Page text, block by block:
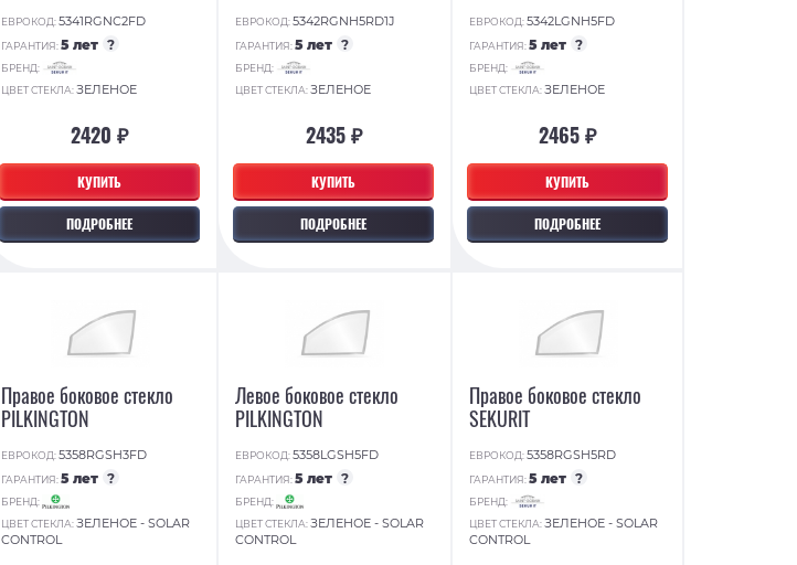
КУПИТЬ
ПОДРОБНЕЕ
ЕВРОКОД:5341RGNC2FD
ГАРАНТИЯ:5 лет ?
БРЕНД:
ЦВЕТ СТЕКЛА:ЗЕЛЕНОЕ
2420 ₽
КУПИТЬ
ПОДРОБНЕЕ
ЕВРОКОД:5342RGNH5RD1J
ГАРАНТИЯ:5 лет ?
БРЕНД:
ЦВЕТ СТЕКЛА:ЗЕЛЕНОЕ
2435 ₽
КУПИТЬ
ПОДРОБНЕЕ
ЕВРОКОД:5342LGNH5FD
ГАРАНТИЯ:5 лет ?
БРЕНД:
ЦВЕТ СТЕКЛА:ЗЕЛЕНОЕ
2465 ₽
Правое боковое стекло
PILKINGTON
ЕВРОКОД:5358RGSH3FD
ГАРАНТИЯ:5 лет ?
БРЕНД:
ЦВЕТ СТЕКЛА:ЗЕЛЕНОЕ - SOLAR
CONTROL
Левое боковое стекло
PILKINGTON
ЕВРОКОД:5358LGSH5FD
ГАРАНТИЯ:5 лет ?
БРЕНД:
ЦВЕТ СТЕКЛА:ЗЕЛЕНОЕ - SOLAR
CONTROL
Правое боковое стекло
SEKURIT
ЕВРОКОД:5358RGSH5RD
ГАРАНТИЯ:5 лет ?
БРЕНД:
ЦВЕТ СТЕКЛА:ЗЕЛЕНОЕ - SOLAR
CONTROL